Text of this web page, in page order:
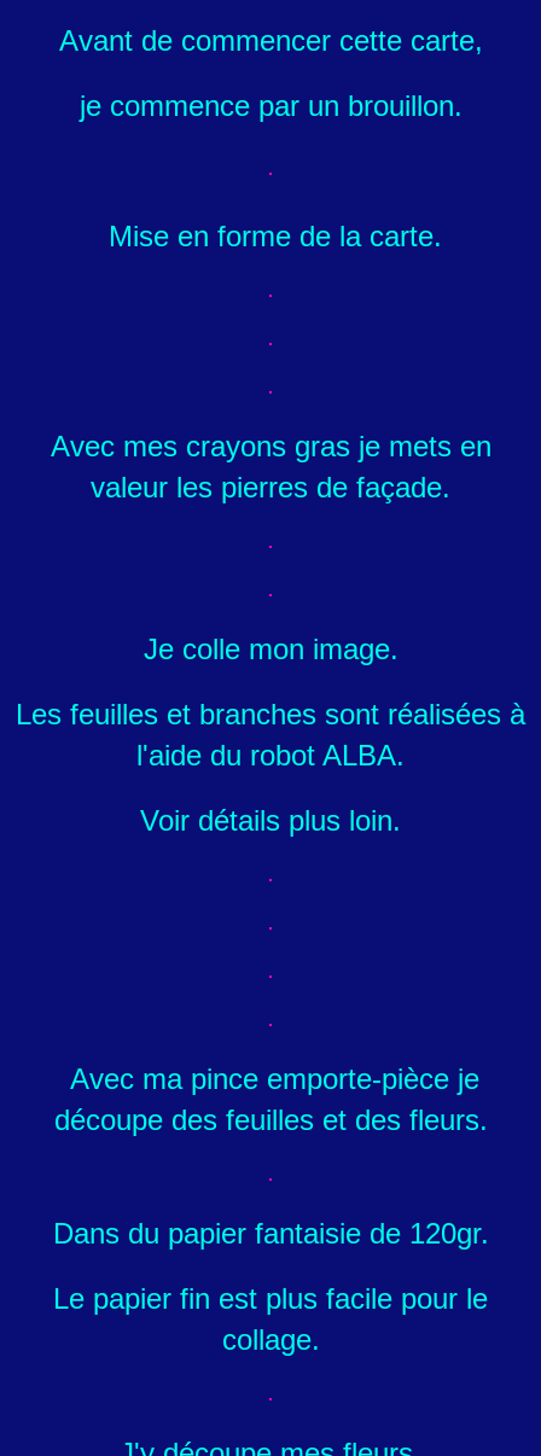
Avant de commencer cette carte,
je commence par un brouillon.
Mise en forme de la carte.
Avec mes crayons gras je mets en
valeur les pierres de façade.
Je colle mon image.
Les feuilles et branches sont réalisées à
l'aide du robot ALBA.
Voir détails plus loin.
Avec ma pince emporte-pièce je
découpe des feuilles et des fleurs.
Dans du papier fantaisie de 120gr.
Le papier fin est plus facile pour le
collage.